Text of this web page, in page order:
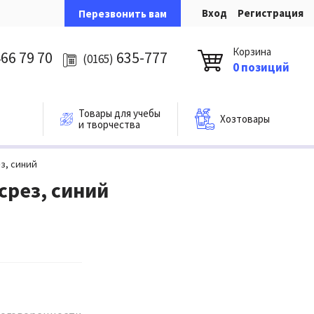
Перезвонить вам Вход Регистрация
79 70 (0165) 635-777 Корзина
0 позиций
Товары для учебы
и творчества
Хозтовары
синий
синий